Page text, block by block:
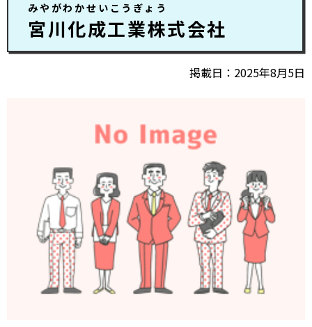
みやがわかせいこうぎょう
宮川化成工業株式会社
掲載日 2025年8月5日